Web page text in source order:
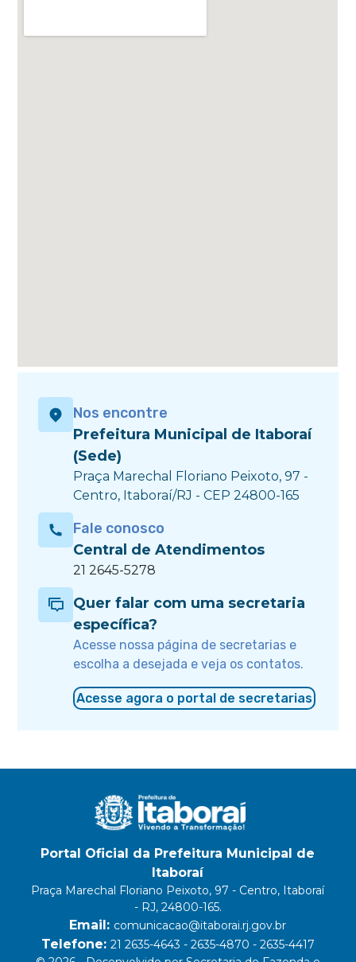
Nos encontre
Prefeitura Municipal de Itaboraí
(Sede)
Praça Marechal Floriano Peixoto, 97 -
Centro, Itaboraí/RJ - CEP 24800-165
Fale conosco
Central de Atendimentos
21 2645-5278
Quer falar com uma secretaria
específica?
Acesse nossa página de secretarias e
escolha a desejada e veja os contatos.
Acesse agora o portal de secretarias
Portal Oficial da Prefeitura Municipal de
Itaboraí
Praça Marechal Floriano Peixoto, 97 - Centro, Itaboraí
- RJ, 24800-165.
Email: comunicacao@itaborai.rj.gov.br
Telefone: 21 2635-4643 - 2635-4870 - 2635-4417